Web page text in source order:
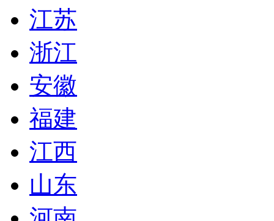
江苏
浙江
安徽
福建
江西
山东